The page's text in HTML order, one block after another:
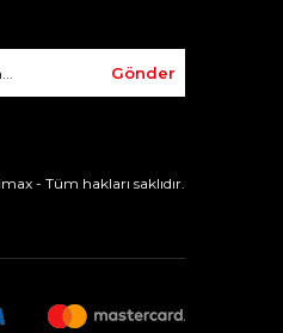
Gönder
- Tüm hakları saklıdır.